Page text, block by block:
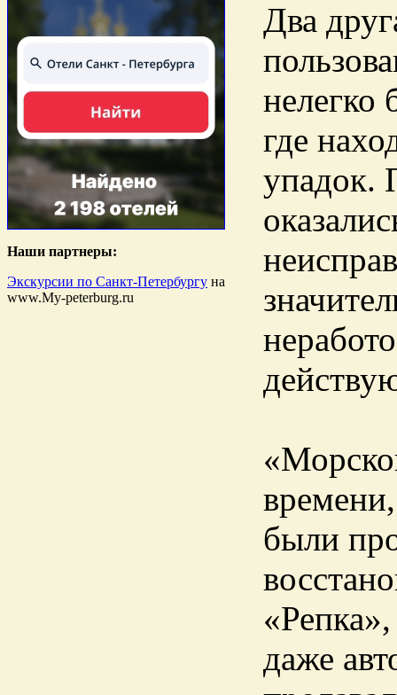
Наши партнеры:
Экскурсии по Санкт-Петербургу на
www.My-peterburg.ru
Два
нелегко
где
упадок.
были
даже